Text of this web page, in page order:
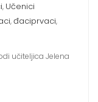
, Učenici
,đaciprvaci,
učiteljica Jelena